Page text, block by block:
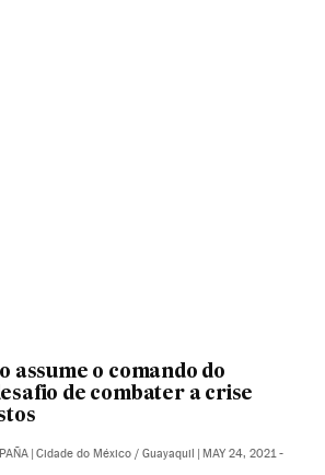
assume o comando do
de combater a crise
| Cidade do México / Guayaquil | MAY 24, 2021 -